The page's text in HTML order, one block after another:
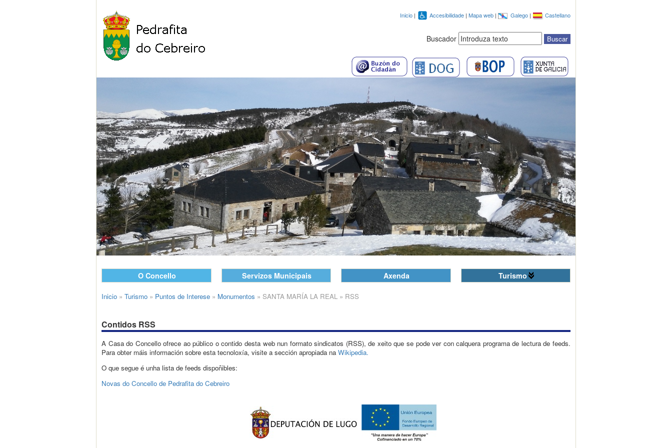
Inicio | Accesibilidade | Mapa web | Galego | Castellano
Buscador
O Concello Servizos Municipais Axenda Turismo
Inicio » Turismo » Puntos de Interese » Monumentos » SANTA MARÍA LA REAL » RSS
Contidos RSS
A Casa do Concello ofrece ao público o contido desta web nun formato sindicatos (RSS), de xeito que se pode ver con calquera programa de lectura de feeds.
Para obter máis información sobre esta tecnoloxía, visite a sección apropiada na Wikipedia.
O que segue é unha lista de feeds dispoñibles:
Novas do Concello de Pedrafita do Cebreiro